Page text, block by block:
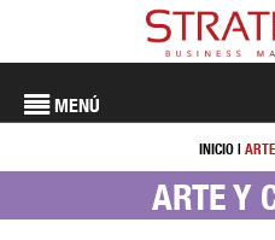
MENÚ
INICIO|
ARTE Y